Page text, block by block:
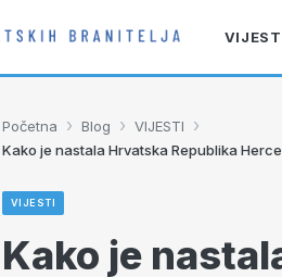
Početna › Blog › VIJESTI ›
Kako je nastala Hrvatska Republika
VIJESTI
Kako je